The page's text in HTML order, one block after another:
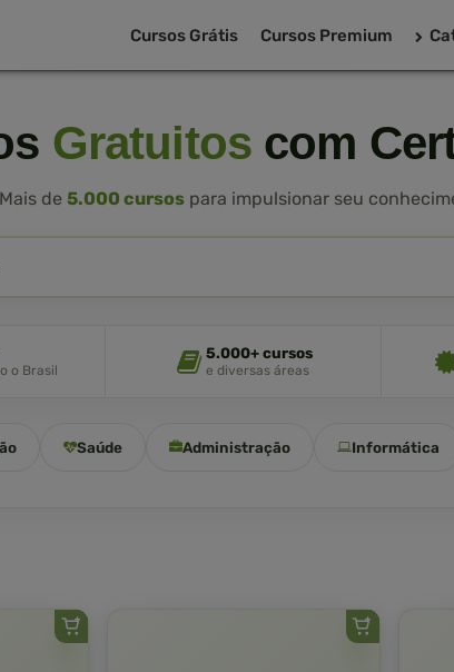
Cursos Grátis Cursos Premium
Gratuitos com
Mais de 5.000 cursos para impulsionar seu
o Brasil
5.000+ cursos
e diversas áreas
Saúde Administração Informática